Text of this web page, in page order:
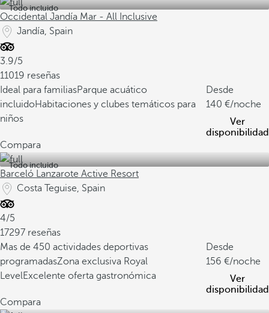
Todo incluido
Occidental Jandía Mar - All Inclusive
Jandía, Spain
3.9/5
11019 reseñas
Ideal para familiasParque acuático
incluidoHabitaciones y clubes temáticos para
niños
Desde
140
/noche
Ver
disponibilidad
Compara
Todo incluido
Barceló Lanzarote Active Resort
Costa Teguise, Spain
4/5
17297 reseñas
Mas de 450 actividades deportivas
programadasZona exclusiva Royal
LevelExcelente oferta gastronómica
Desde
156
/noche
Ver
disponibilidad
Compara